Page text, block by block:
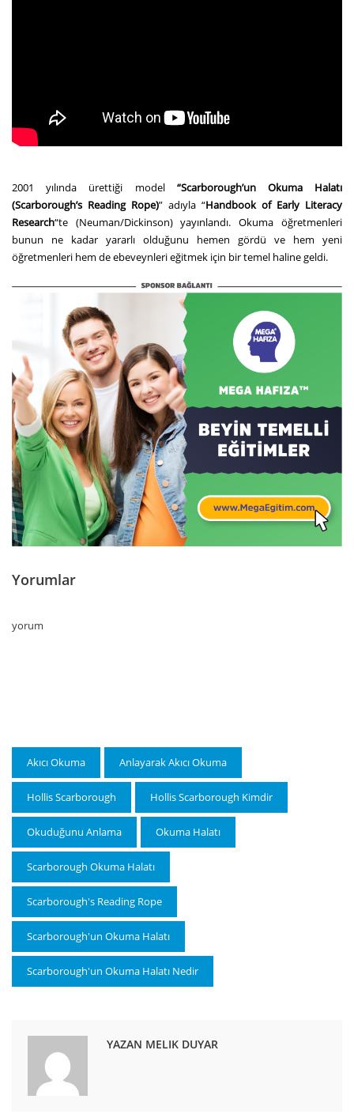
2001 yılında ürettiği model “Scarborough’un Okuma Halatı
(Scarborough’s Reading Rope)” adıyla “Handbook of Early Literacy
Research“te (Neuman/Dickinson) yayınlandı. Okuma öğretmenleri
bunun ne kadar yararlı olduğunu hemen gördü ve hem yeni
öğretmenleri hem de ebeveynleri eğitmek için bir temel haline geldi.
Yorumlar
yorum
Akıcı Okuma Anlayarak Akıcı Okuma
Hollis Scarborough Hollis Scarborough Kimdir
Okuduğunu Anlama Okuma Halatı
Scarborough Okuma Halatı
Scarborough's Reading Rope
Scarborough'un Okuma Halatı
Scarborough'un Okuma Halatı Nedir
YAZAN MELIK DUYAR